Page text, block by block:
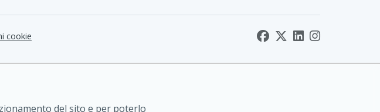
cookie
del sito e per poterlo